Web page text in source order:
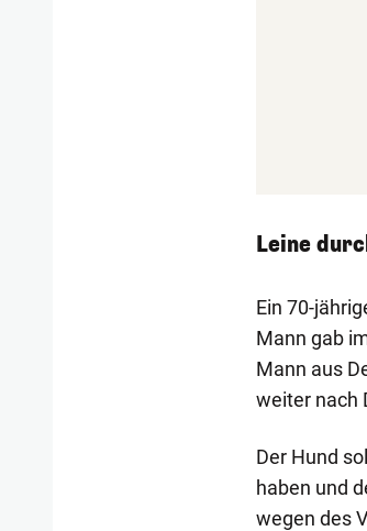
Leine
Ein 70-
Mann gab
Mann aus
weiter nach
Der Hund
haben und
wegen des